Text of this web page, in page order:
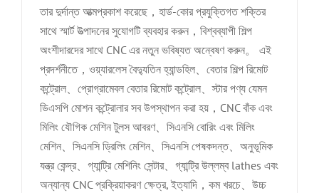
তার দুর্দান্ত আত্মপ্রকাশ করেছে，হার্ড-কোর প্রযুক্তিগত শক্তির
সাথে স্মার্ট উত্পাদনের সুযোগটি ব্যবহার করুন，বিশ্বব্যাপী শিল্প
অংশীদারদের সাথে CNC এর নতুন ভবিষ্যত অন্বেষণ করুন。 এই
প্রদর্শনীতে，ওয়্যারলেস বৈদ্যুতিন হ্যান্ডহিল、বেতার শিল্প রিমোট
কন্ট্রোল、প্রোগ্রামেবল বেতার রিমোট কন্ট্রোল、স্টার পণ্য যেমন
ডিএসপি মোশন কন্ট্রোলার সব উপস্থাপন করা হয়，CNC বাঁক এবং
মিলিং যৌগিক মেশিন টুলস আবরণ、সিএনসি বোরিং এবং মিলিং
মেশিন、সিএনসি ড্রিলিং মেশিন、সিএনসি পেষকদন্ত、অনুভূমিক
যন্ত্র কেন্দ্র、গ্যান্ট্রি মেশিনিং সেন্টার、গ্যান্ট্রি উল্লম্ব lathes এবং
অন্যান্য CNC প্রক্রিয়াকরণ ক্ষেত্র, ইত্যাদি，কম খরচে、উচ্চ